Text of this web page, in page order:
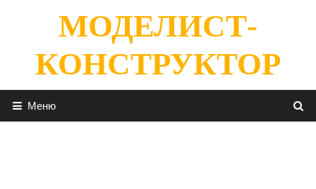
содержимомуМОДЕЛИСТ-
КОНСТРУКТОР
Меню